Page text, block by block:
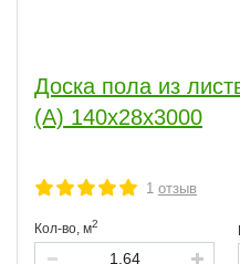
Доска пола из
(А) 140x28x3000
1 отзыв
Кол-во, м2